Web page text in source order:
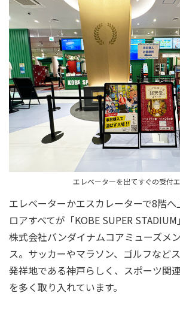
エレベーターを出てすぐの受付
エレベーターかエスカレーターで8階へ
ロアすべてが「KOBE SUPER
株式会社バンダイナムコアミューズメ
ス。サッカーやマラソン、ゴルフなど
発祥地である神戸らしく、スポーツ関
を多く取り入れています。